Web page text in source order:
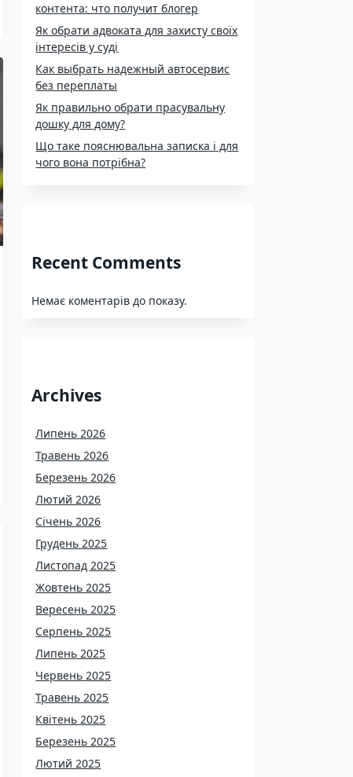
контента: что получит блогер
Як обрати адвоката для захисту своїх
інтересів у суді
Как выбрать надежный автосервис
без переплаты
Як правильно обрати прасувальну
дошку для дому?
Що таке пояснювальна записка і для
чого вона потрібна?
Recent Comments
Немає коментарів до показу.
Archives
Липень 2026
Травень 2026
Березень 2026
Лютий 2026
Січень 2026
Грудень 2025
Листопад 2025
Жовтень 2025
Вересень 2025
Серпень 2025
Липень 2025
Червень 2025
Травень 2025
Квітень 2025
Березень 2025
Лютий 2025